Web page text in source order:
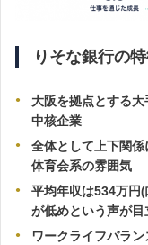
りそな銀行の
大阪を拠点とする
中核企業
全体として上下関
体育会系の雰囲気
平均年収は534万円(
が低めという声が目
ワークライフバラ